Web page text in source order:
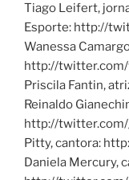
Tiago Leifert,
Esporte: http://
Wanessa
http://
Priscila Fantin,
Reinaldo
http://
Pitty, cantora:
Daniela Mercury,